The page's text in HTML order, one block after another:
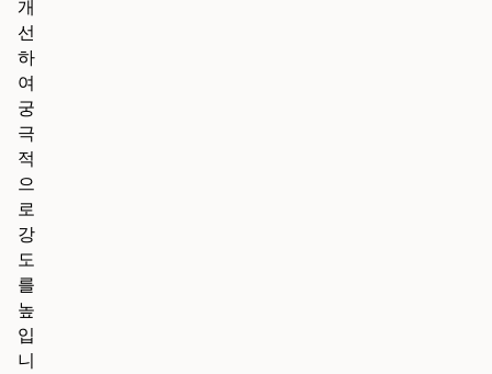
개
선
하
여
궁
극
적
으
로
강
도
를
높
입
니